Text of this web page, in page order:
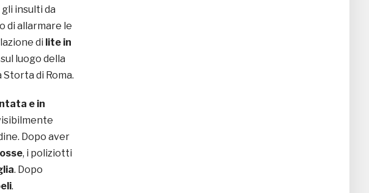
gli insulti da
di allarmare le
di lite in
luogo della
di Roma.
e in
Dopo aver
, i poliziotti
. Dopo
.